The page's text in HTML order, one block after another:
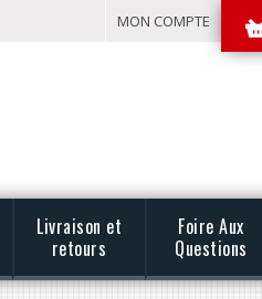
MON COMPTE
Livraison et
retours
Foire Aux
Questions